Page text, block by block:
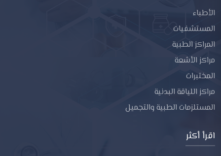
الأطباء
المستشفيات
المراكز الطبية
مراكز الأشعة
المختبرات
مراكز اللياقة البدنية
المستلزمات الطبية والتجميل
اقرأ أكثر